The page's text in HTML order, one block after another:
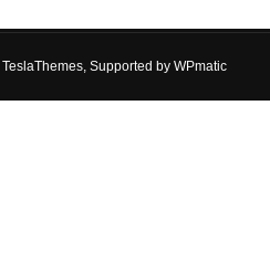
TeslaThemes, Supported by WPmatic